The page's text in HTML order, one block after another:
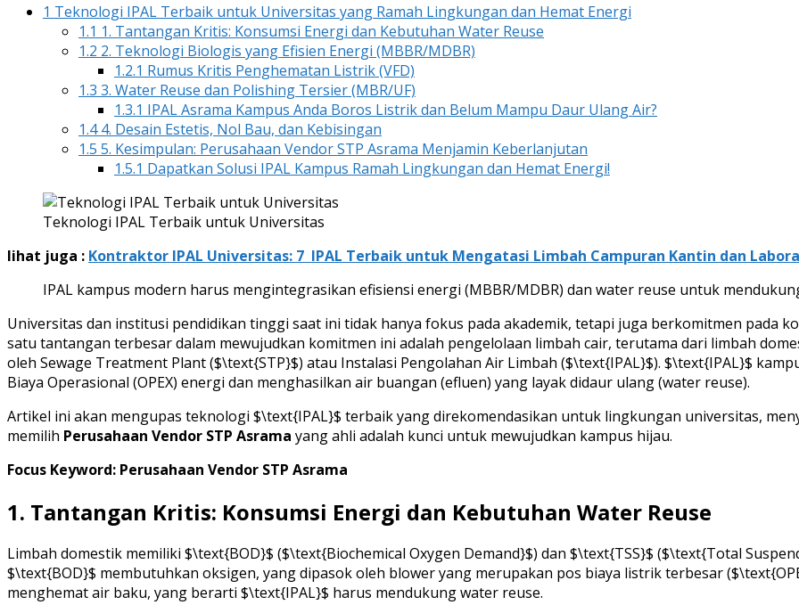
1 Teknologi IPAL Terbaik untuk Universitas yang Ramah Lingkungan dan Hemat Energi
1.1 1. Tantangan Kritis: Konsumsi Energi dan Kebutuhan Water Reuse
1.2 2. Teknologi Biologis yang Efisien Energi (MBBR/MDBR)
1.2.1 Rumus Kritis Penghematan Listrik (VFD)
1.3 3. Water Reuse dan Polishing Tersier (MBR/UF)
1.3.1 IPAL Asrama Kampus Anda Boros Listrik dan Belum Mampu Daur Ulang Air?
1.44. Desain Estetis, Nol Bau, dan Kebisingan
1.5 5. Kesimpulan: Perusahaan Vendor STP Asrama Menjamin Keberlanjutan
1.5.1 Dapatkan Solusi IPAL Kampus Ramah Lingkungan dan Hemat Energi!
Teknologi IPAL Terbaik untuk Universitas
lihat juga : Kontraktor IPAL Universitas: 7 IPAL Terbaik untuk Mengatasi Limbah Campuran Kantin dan
IPAL kampus modern harus mengintegrasikan efisiensi energi (MBBR/MDBR) dan water reuse untuk
Universitas dan institusi pendidikan tinggi saat ini tidak hanya fokus pada akademik, tetapi juga berkomitmen pada
satu tantangan terbesar dalam mewujudkan komitmen ini adalah pengelolaan limbah cair, terutama dari limbah
oleh Sewage Treatment Plant ($\text{STP}$) atau Instalasi Pengolahan Air Limbah ($\text{IPAL}$). $\text{IPAL}$
Biaya Operasional (OPEX) energi dan menghasilkan air buangan (efluen) yang layak didaur ulang (water reuse).
Artikel ini akan mengupas teknologi $\text{IPAL}$ terbaik yang direkomendasikan untuk lingkungan universitas,
memilih Perusahaan Vendor STP Asrama yang ahli adalah kunci untuk mewujudkan kampus hijau.
Focus Keyword: Perusahaan Vendor STP Asrama
1. Tantangan Kritis: Konsumsi Energi dan Kebutuhan Water Reuse
Limbah domestik memiliki $\text{BOD}$ ($\text{Biochemical Oxygen Demand}$) dan $\text{TSS}$ ($\text{Total
$\text{BOD}$ membutuhkan oksigen, yang dipasok oleh blower yang merupakan pos biaya listrik terbesar
menghemat air baku, yang berarti $\text{IPAL}$ harus mendukung water reuse.